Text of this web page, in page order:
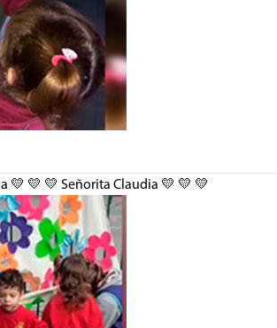
💛 💛 💛 Señorita Claudia 💛 💛 💛